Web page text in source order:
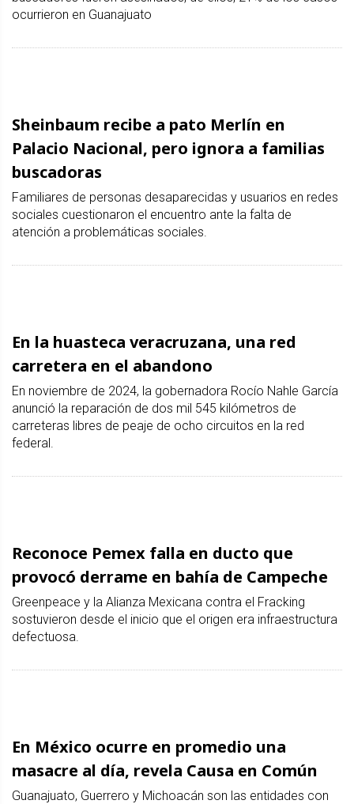
ocurrieron en Guanajuato
Sheinbaum recibe a pato Merlín en
Palacio Nacional, pero ignora a familias
buscadoras
Familiares de personas desaparecidas y usuarios en redes
sociales cuestionaron el encuentro ante la falta de
atención a problemáticas sociales.
En la huasteca veracruzana, una red
carretera en el abandono
En noviembre de 2024, la gobernadora Rocío Nahle García
anunció la reparación de dos mil 545 kilómetros de
carreteras libres de peaje de ocho circuitos en la red
federal.
Reconoce Pemex falla en ducto que
provocó derrame en bahía de Campeche
Greenpeace y la Alianza Mexicana contra el Fracking
sostuvieron desde el inicio que el origen era infraestructura
defectuosa.
En México ocurre en promedio una
masacre al día, revela Causa en Común
Guanajuato, Guerrero y Michoacán son las entidades con